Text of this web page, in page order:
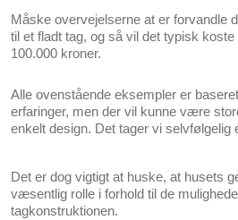
Måske overvejelserne at er forvandle
til et fladt tag, og så vil det typisk
100.000 kroner.
Alle ovenstående eksempler er
erfaringer, men der vil kunne være
enkelt design. Det tager vi selvfølgelig
Det er dog vigtigt at huske, at husets
væsentlig rolle i forhold til de
tagkonstruktionen.